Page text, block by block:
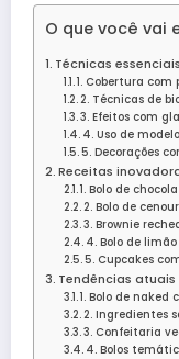
O que você vai
Técnicas
1. Cobertura
2. Técnicas de
3. Efeitos com
4. Uso de
5. Decorações
Receitas
1. Bolo de
2. Bolo de
3. Brownie
4. Bolo de
5. Cupcakes
Tendências
1. Bolo de naked
2. Ingredientes
3. Confeitaria
4. Bolos